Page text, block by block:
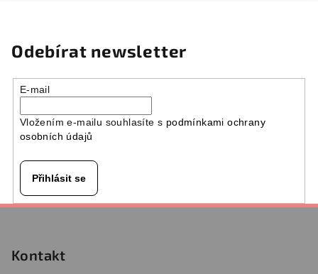
Odebírat newsletter
E-mail
Vložením e-mailu souhlasíte s podmínkami ochrany
osobních údajů
Přihlásit se
Kontakt